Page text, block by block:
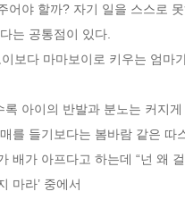
어야 할까? 자기 일을 스스로
었다는 공통점이 있다.
- ‘4장 마마보이보다 마마보이로 키
아이의 반발과 분노는 커지
를 들기보다는 봄바람 같은
배가 아프다고 하는데 “넌 왜
마라’ 중에서